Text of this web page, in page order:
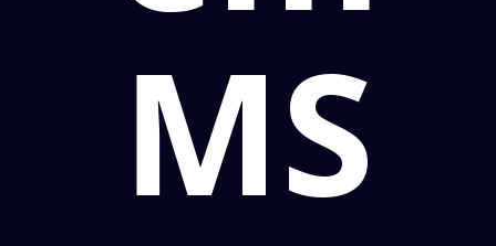
MS